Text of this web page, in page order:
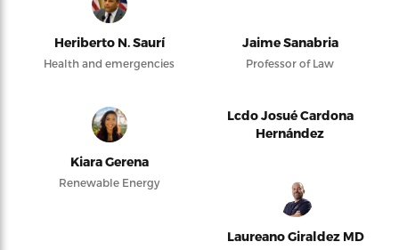
Heriberto N. Saurí
Health and emergencies
Jaime Sanabria
Professor of Law
Kiara Gerena
Renewable Energy
Lcdo Josué Cardona
Hernández
Laureano Giraldez MD